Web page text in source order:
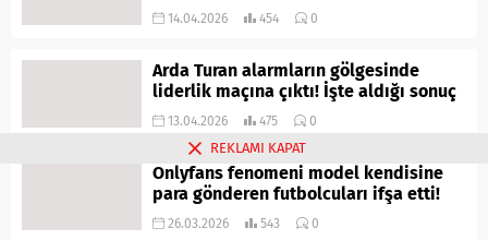
14.04.2026 454 0
Arda Turan alarmların gölgesinde
liderlik maçına çıktı! İşte aldığı sonuç
13.04.2026 475 0
Onlyfans fenomeni model kendisine
para gönderen futbolcuları ifşa etti!
26.03.2026 543 0
REKLAMI KAPAT